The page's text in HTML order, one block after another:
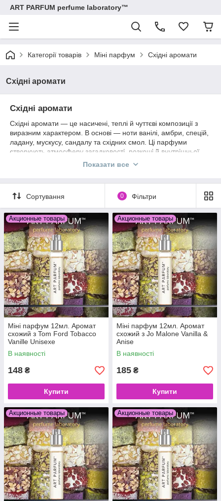
ART PARFUM perfume laboratory™
Категорії товарів Міні парфум Східні аромати
Східні аромати
Східні аромати
Східні аромати — це насичені, теплі й чуттєві композиції з
виразним характером. В основі — ноти ванілі, амбри, спецій,
ладану, мускусу, сандалу та східних смол. Ці парфуми
створюють атмосферу загадковості, розкоші й внутрішньої
сили. Східні аромати ідеально підходять для холодної пори
Показати все
Сортування 0 Фільтри
Акционные товары
Міні парфум 12мл. Аромат
схожий з Tom Ford Tobacco
Vanille Unisexe
В наявності
148 ₴
Купити
Акционные товары
Міні парфум 12мл. Аромат
схожий з Jo Malone Vanilla &
Anise
В наявності
185 ₴
Купити
Акционные товары Акционные товары